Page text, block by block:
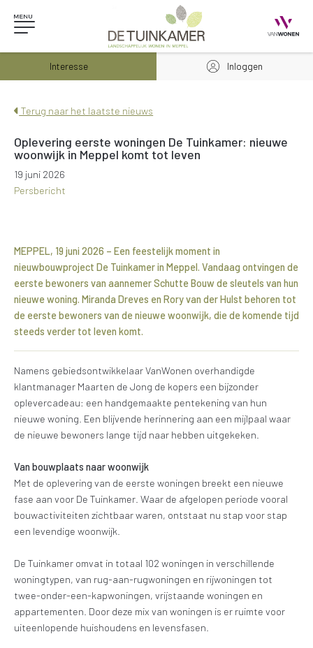
Interesse Inloggen
Terug naar het laatste nieuws
Oplevering eerste woningen De Tuinkamer: nieuwe
woonwijk in Meppel komt tot leven
19 juni 2026
Persbericht
MEPPEL, 19 juni 2026 – Een feestelijk moment in
nieuwbouwproject De Tuinkamer in Meppel. Vandaag ontvingen de
eerste bewoners van aannemer Schutte Bouw de sleutels van hun
nieuwe woning. Miranda Dreves en Rory van der Hulst behoren tot
de eerste bewoners van de nieuwe woonwijk, die de komende tijd
steeds verder tot leven komt.
Namens gebiedsontwikkelaar VanWonen overhandigde
klantmanager Maarten de Jong de kopers een bijzonder
oplevercadeau: een handgemaakte pentekening van hun
nieuwe woning. Een blijvende herinnering aan een mijlpaal waar
de nieuwe bewoners lange tijd naar hebben uitgekeken.
Van bouwplaats naar woonwijk
Met de oplevering van de eerste woningen breekt een nieuwe
fase aan voor De Tuinkamer. Waar de afgelopen periode vooral
bouwactiviteiten zichtbaar waren, ontstaat nu stap voor stap
een levendige woonwijk.
De Tuinkamer omvat in totaal 102 woningen in verschillende
woningtypen, van rug-aan-rugwoningen en rijwoningen tot
twee-onder-een-kapwoningen, vrijstaande woningen en
appartementen. Door deze mix van woningen is er ruimte voor
uiteenlopende huishoudens en levensfasen.